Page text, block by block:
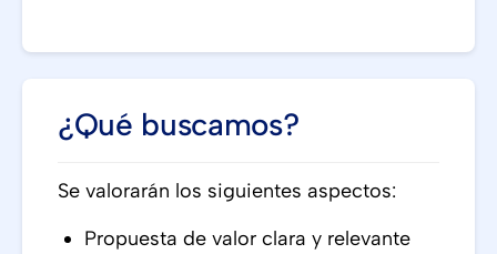
¿Qué buscamos?
Se valorarán los siguientes aspectos:
Propuesta de valor clara y relevante